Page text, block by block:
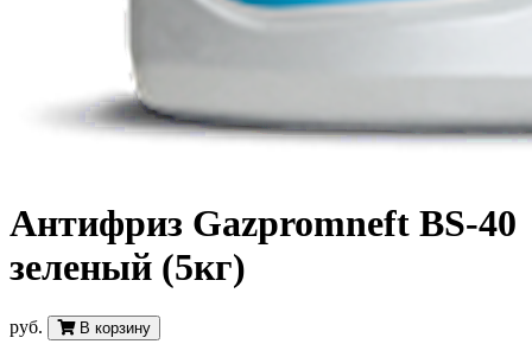
Антифриз Gazpromneft BS-40
зеленый (5кг)
руб. В корзину